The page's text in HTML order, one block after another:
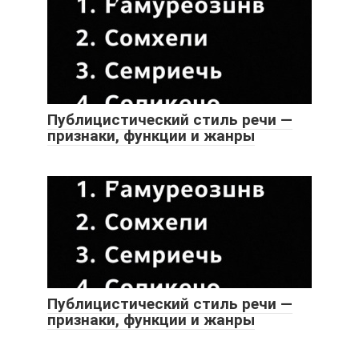
Публицистический стиль речи —
признаки, функции и жанры
Публицистический стиль речи —
признаки, функции и жанры